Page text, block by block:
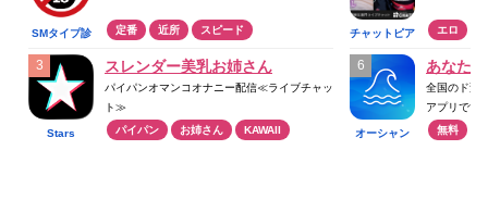
SMタイプ診
断
定番 近所 スピード
Stars
スレンダー美乳お姉さん
パイパンオマンコオナニー配信≪ライブチャッ
ト≫
パイパン
お姉さん KAWAII
チャットピア エロ
オーシャン
あなた
全国のド変
アプリです
無料